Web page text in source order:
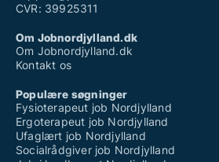
CVR: 39925311
Om Jobnordjylland.dk
Om Jobnordjylland.dk
Kontakt os
Populære søgninger
Fysioterapeut job Nordjylland
Ergoterapeut job Nordjylland
Ufaglært job Nordjylland
Socialrådgiver job Nordjylland